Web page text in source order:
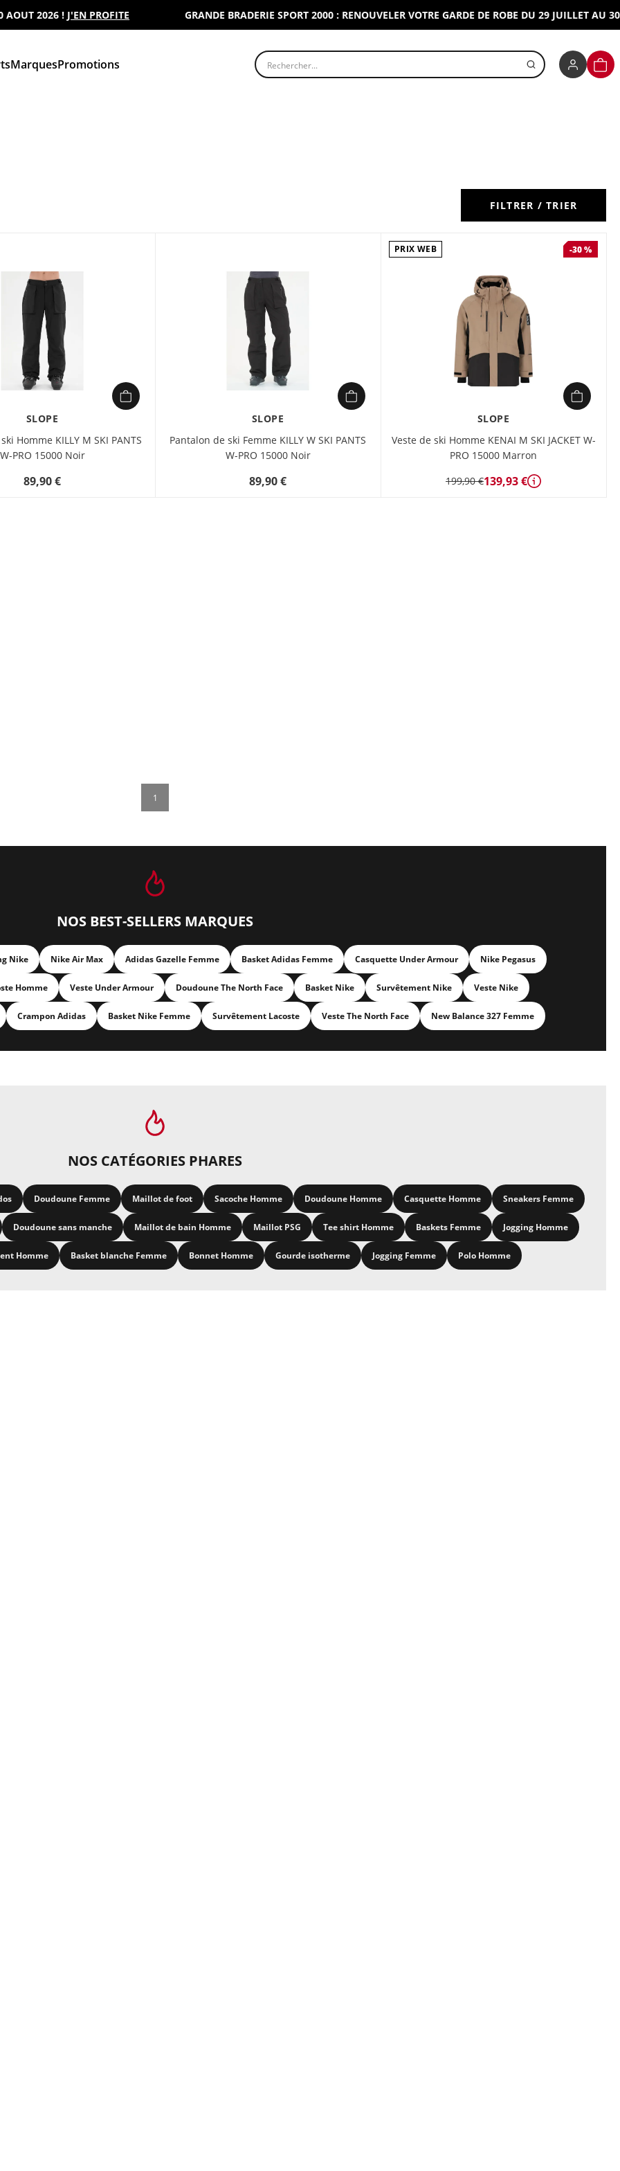
2026 !J'EN PROFITE GRANDE BRADERIE SPORT 2000 : RENOUVELER VOTRE GARDE DE ROBE DU 29 JUILLET AU 30
MarquesPromotions Rechercher un produit
FILTRER / TRIER
SLOPE
Homme KILLY M SKI PANTS
W-PRO 15000 Noir
89,90 €
SLOPE
Pantalon de ski Femme KILLY W SKI PANTS
W-PRO 15000 Noir
89,90 €
PRIX WEB -30 %
SLOPE
Veste de ski Homme KENAI M SKI JACKET W-
PRO 15000 Marron
199,90 €139,93 € Détails
1
NOS BEST-SELLERS MARQUES
Nike Nike Air Max Adidas Gazelle Femme Basket Adidas Femme Casquette Under Armour Nike Pegasus
Homme Veste Under Armour Doudoune The North Face Basket Nike Survêtement Nike Veste Nike
Crampon Adidas Basket Nike Femme Survêtement Lacoste Veste The North Face New Balance 327 Femme
NOS CATÉGORIES PHARES
Doudoune Femme Maillot de foot Sacoche Homme Doudoune Homme Casquette Homme Sneakers Femme
Doudoune sans manche Maillot de bain Homme Maillot PSG Tee shirt Homme Baskets Femme Jogging Homme
Homme Basket blanche Femme Bonnet Homme Gourde isotherme Jogging Femme Polo Homme